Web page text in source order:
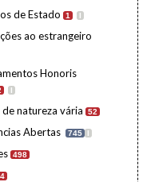
de Estado 1 I
ao estrangeiro
Honoris
I
natureza vária 52
Abertas 745 I
498
4